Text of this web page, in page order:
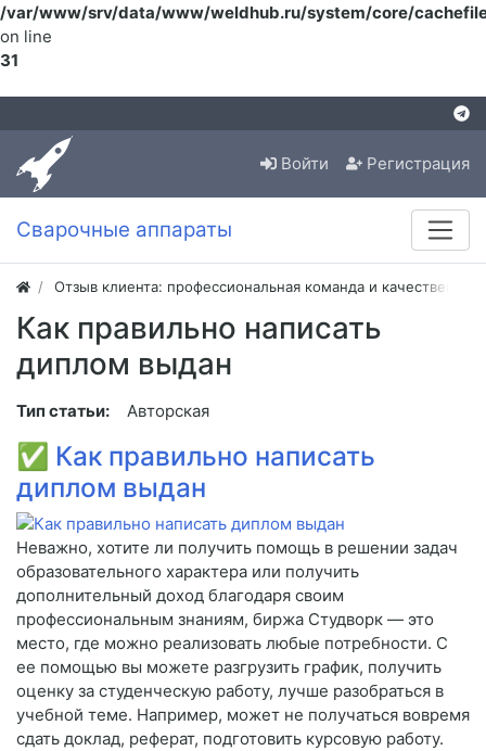
/var/www/srv/data/www/weldhub.ru/system/core/
on line
31
Войти Регистрация
Сварочные аппараты
Отзыв клиента: профессиональная команда и
Как правильно написать
диплом выдан
Тип статьи: Авторская
✅ Как правильно написать
диплом выдан
Неважно, хотите ли получить помощь в решении задач
образовательного характера или получить
дополнительный доход благодаря своим
профессиональным знаниям, биржа Студворк — это
место, где можно реализовать любые потребности. С
ее помощью вы можете разгрузить график, получить
оценку за студенческую работу, лучше разобраться в
учебной теме. Например, может не получаться вовремя
сдать доклад, реферат, подготовить курсовую работу.